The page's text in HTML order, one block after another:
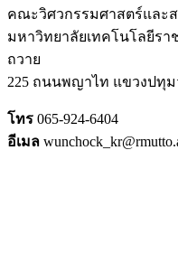
คณะวิศวกรรมศาสตร์และ
มหาวิทยาลัยเทคโนโลยีร
ถวาย
225 ถนนพญาไท แขวงปทุม
โทร 065-924-6404
อีเมล